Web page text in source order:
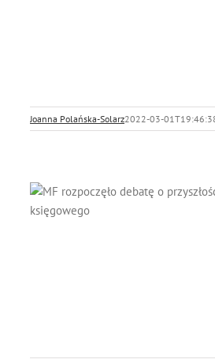
Joanna Polańska-Solarz2022-03-